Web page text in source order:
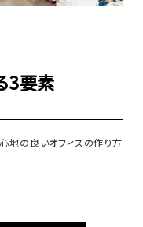
3要素
地の良いオフィスの作り方